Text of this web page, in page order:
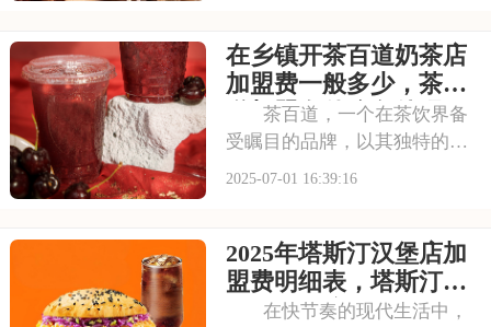
的装修风格和温馨的氛围让人
仿佛穿越时空，感受到浓厚的
茶文化。每一款茶饮
在乡镇开茶百道奶茶店
加盟费一般多少，茶百
道加盟有什么条件吗
茶百道，一个在茶饮界备
受瞩目的品牌，以其独特的中
式茶饮风格和深厚的文化底
装修风格和温馨的氛围让人仿
佛穿越时空，感受到浓厚的茶
文化。每一款茶饮都选
2025-07-01 16:39:16
2025年塔斯汀汉堡店加
盟费明细表，塔斯汀加
盟有什么流程及条件呢
在快节奏的现代生活中，